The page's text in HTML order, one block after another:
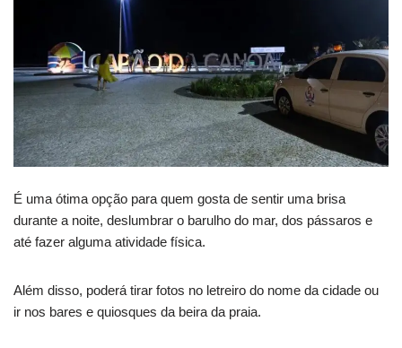
É uma ótima opção para quem gosta de sentir uma brisa
durante a noite, deslumbrar o barulho do mar, dos pássaros e
até fazer alguma atividade física.
Além disso, poderá tirar fotos no letreiro do nome da cidade ou
ir nos bares e quiosques da beira da praia.